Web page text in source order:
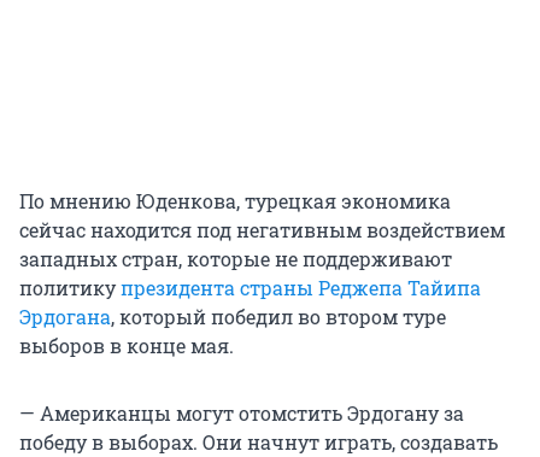
По мнению Юденкова, турецкая экономика
сейчас находится под негативным воздействием
западных стран, которые не поддерживают
политикупрезидента страны Реджепа Тайипа
Эрдогана, который победил во втором туре
выборов в конце мая.
— Американцы могут отомстить Эрдогану за
победу в выборах. Они начнут играть, создавать